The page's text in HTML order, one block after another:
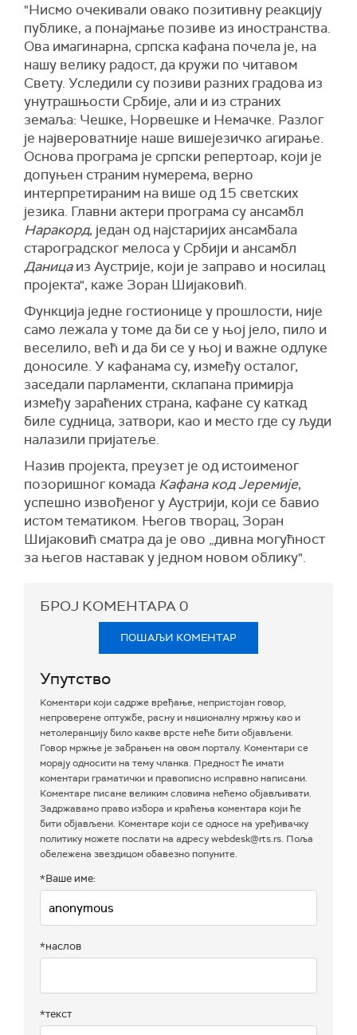
"Нисмо очекивали овако позитивну реакцију
публике, а понајмање позиве из иностранства.
Ова имагинарна, српска кафана почела је, на
нашу велику радост, да кружи по читавом
Свету. Уследили су позиви разних градова из
унутрашњости Србије, али и из страних
земаља: Чешке, Норвешке и Немачке. Разлог
је највероватније наше вишејезичко агирање.
Основа програма је српски репертоар, који је
допуњен страним нумерема, верно
интерпретираним на више од 15 светских
језика. Главни актери програма су ансамбл
Наракорд, један од најстаријих ансамбала
староградског мелоса у Србији и ансамбл
Даницаиз Аустрије, који је заправо и носилац
пројекта", каже Зоран Шијаковић.
Функција једне гостионице у прошлости, није
само лежала у томе да би се у њој јело, пило и
веселило, већ и да би се у њој и важне одлуке
доносиле. У кафанама су, између осталог,
заседали парламенти, склапана примирја
између зараћених страна, кафане су каткад
биле судница, затвори, као и место где су људи
налазили пријатеље.
Назив пројекта, преузет је од истоименог
позоришног комада Кафана код Јеремије,
успешно извођеног у Аустрији, који се бавио
истом тематиком. Његов творац, Зоран
Шијаковић сматра да је ово „дивна могућност
за његов наставак у једном новом облику".
БРОЈ КОМЕНТАРА0
ПОШАЉИ КОМЕНТАР
Упутство
Коментари који садрже вређање, непристојан говор,
непроверене оптужбе, расну и националну мржњу као и
нетолеранцију било какве врсте неће бити објављени.
Говор мржње је забрањен на овом порталу. Коментари се
морају односити на тему чланка. Предност ће имати
коментари граматички и правописно исправно написани.
Коментаре писане великим словима нећемо објављивати.
Задржавамо право избора и краћења коментара који ће
бити објављени. Коментаре који се односе на уређивачку
политику можете послати на адресу webdesk@rts.rs. Поља
обележена звездицом обавезно попуните.
*Ваше име:
*наслов
*текст